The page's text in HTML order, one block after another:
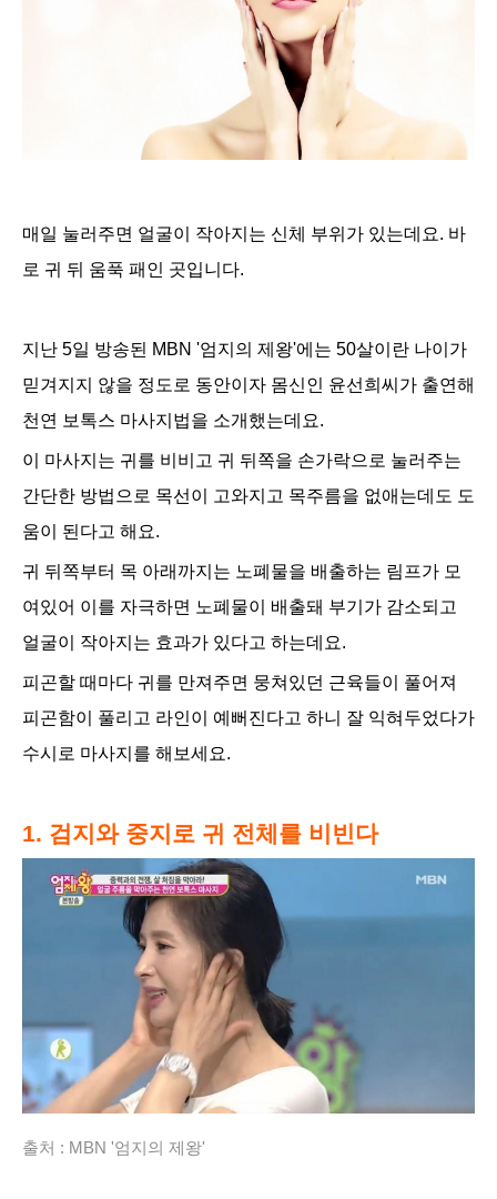
매일 눌러주면 얼굴이 작아지는 신체 부위가 있는데요. 바
로 귀 뒤 움푹 패인 곳입니다.
지난 5일 방송된 MBN '엄지의 제왕'에는 50살이란 나이가
믿겨지지 않을 정도로 동안이자 몸신인 윤선희씨가 출연해
천연 보톡스 마사지법을 소개했는데요.
이 마사지는 귀를 비비고 귀 뒤쪽을 손가락으로 눌러주는
간단한 방법으로 목선이 고와지고 목주름을 없애는데도 도
움이 된다고 해요.
귀 뒤쪽부터 목 아래까지는 노폐물을 배출하는 림프가 모
여있어 이를 자극하면 노폐물이 배출돼 부기가 감소되고
얼굴이 작아지는 효과가 있다고 하는데요.
피곤할 때마다 귀를 만져주면 뭉쳐있던 근육들이 풀어져
피곤함이 풀리고 라인이 예뻐진다고 하니 잘 익혀두었다가
수시로 마사지를 해보세요.
1. 검지와 중지로 귀 전체를 비빈다
출처 : MBN '엄지의 제왕'